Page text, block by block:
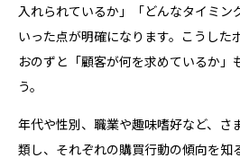
入れられているか」「どんなタイミン
いった点が明確になります。こうした
おのずと「顧客が何を求めているか」
う。
年代や性別、職業や趣味嗜好など、さ
類し、それぞれの購買行動の傾向を知